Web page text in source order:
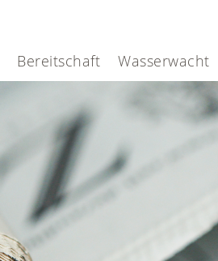
Bereitschaft Wasserwacht